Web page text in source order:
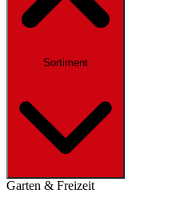
Sortiment
Garten & Freizeit